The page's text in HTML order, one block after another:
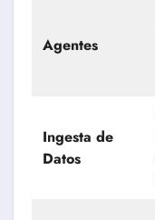
Agentes
Ingesta de
Datos